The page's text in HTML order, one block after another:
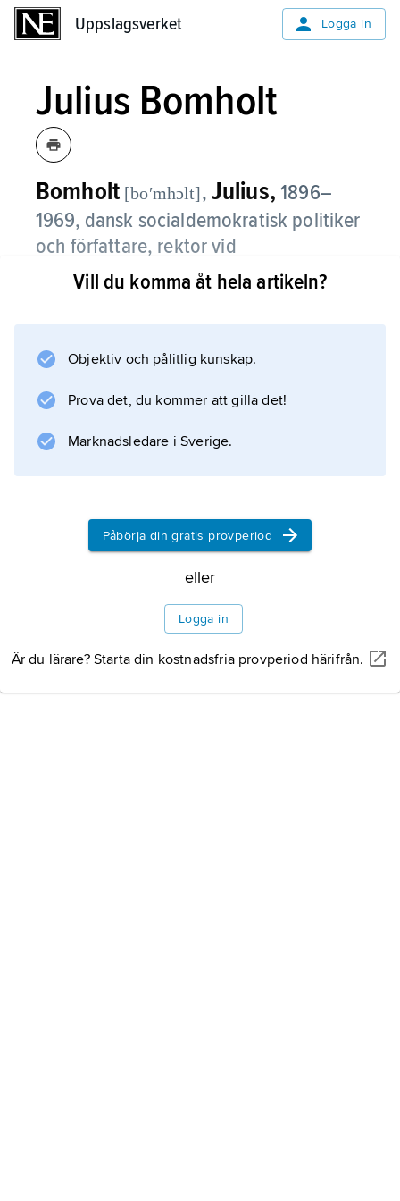
Uppslagsverket Logga in
Julius Bomholt
Bomholt [boʹmhɔlt], Julius, 1896–
1969, dansk socialdemokratisk politiker
och författare, rektor vid
Arbejderhøjskolen i Esbjerg 1924–29.
1964–68. År 1940 blev han ordförande i
kriget partiets främste talesman i kultur- och
skolfrågor.
Information om artikeln
Vill du komma åt hela artikeln?
Objektiv och pålitlig kunskap.
Prova det, du kommer att gilla det!
Marknadsledare i Sverige.
Påbörja din gratis provperiod
eller
Logga in
Är du lärare? Starta din kostnadsfria provperiod härifrån.